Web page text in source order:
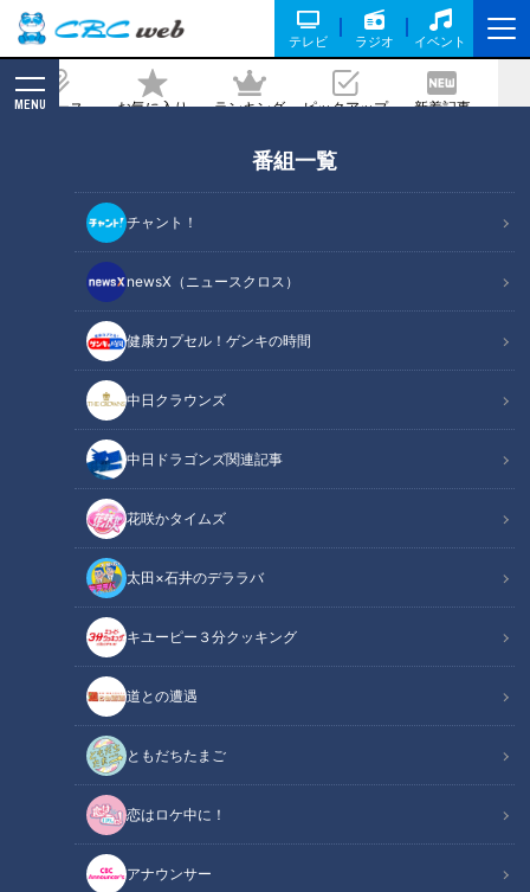
テレビ ラジオ イベント
ニュース お気に入り ランキング ピックアップ 新着記事
MENU
番組一覧
チャント！
newsX（ニュースクロス）
健康カプセル！ゲンキの時間
中日クラウンズ
中日ドラゴンズ関連記事
花咲かタイムズ
太田×石井のデララバ
キユーピー３分クッキング
道との遭遇
ともだちたまご
恋はロケ中に！
アナウンサー
ひつまぶし』に、2代目考案のうなぎ
『石焼ひつまぶし』 岐阜県瑞浪市でな
りゆきグルメ旅！！
記事に戻る
CBCテレビ『チャント！』なりゆきアフロ
この記事の画像（全16枚）